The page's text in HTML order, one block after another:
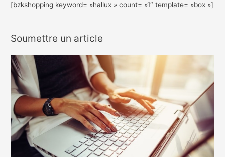
[bzkshopping keyword= »hallux » count= »1″ template= »box »]
Soumettre un article